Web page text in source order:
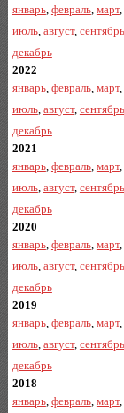
январь, февраль, март,
июль, август, сентябрь
декабрь
2022
январь, февраль, март,
июль, август, сентябрь
декабрь
2021
январь, февраль, март,
июль, август, сентябрь
декабрь
2020
январь, февраль, март,
июль, август, сентябрь
декабрь
2019
январь, февраль, март,
июль, август, сентябрь
декабрь
2018
январь, февраль, март,